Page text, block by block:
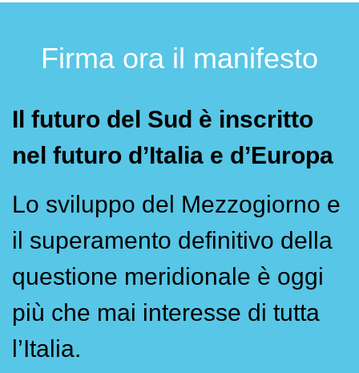
Firma ora il manifesto
Il futuro del Sud è inscritto
nel futuro d’Italia e d’Europa
Lo sviluppo del Mezzogiorno e
il superamento definitivo della
questione meridionale è oggi
più che mai interesse di tutta
l’Italia.